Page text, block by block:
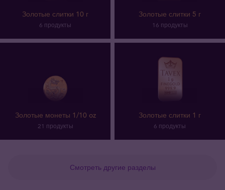
Смотреть другие разделы
Золотые слитки 10 г
6 продукты
Золотые слитки 5 г
16 продукты
Золотые монеты 1/10 oz
21 продукты
Золотые слитки 1 г
6 продукты